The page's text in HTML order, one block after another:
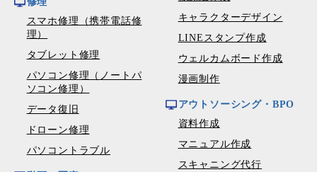
スマホ修理（携帯電話修
理）
タブレット修理
パソコン修理（ノートパ
ソコン修理）
データ復旧
ドローン修理
パソコントラブル
キャラクターデザイン
LINEスタンプ作成
ウェルカムボード作成
漫画制作
アウトソーシング・BPO
資料作成
マニュアル作成
スキャニング代行